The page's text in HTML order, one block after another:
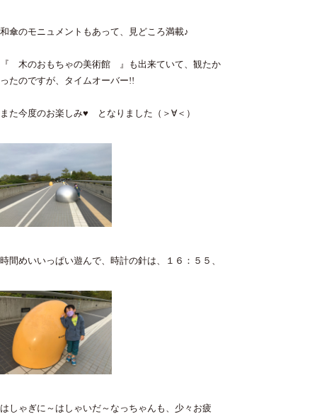
和傘のモニュメントもあって、見どころ満載♪
『 木のおもちゃの美術館 』も出来ていて、観たか
ったのですが、タイムオーバー!!
また今度のお楽しみ♥ となりました（＞∀＜）
時間めいいっぱい遊んで、時計の針は、１６：５５、
はしゃぎに～はしゃいだ～なっちゃんも、少々お疲